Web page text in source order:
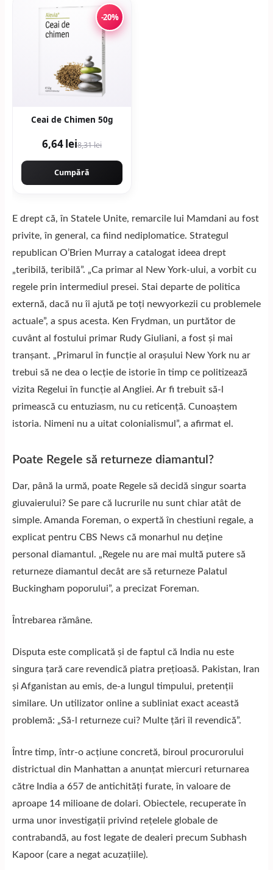
-20%
Ceai de Chimen 50g
6,64 lei8,31 lei
Cumpără
E drept că, în Statele Unite, remarcile lui Mamdani au fost
privite, în general, ca fiind nediplomatice. Strategul
republican O’Brien Murray a catalogat ideea drept
„teribilă, teribilă”. „Ca primar al New York-ului, a vorbit cu
regele prin intermediul presei. Stai departe de politica
externă, dacă nu îi ajută pe toți newyorkezii cu problemele
actuale”, a spus acesta. Ken Frydman, un purtător de
cuvânt al fostului primar Rudy Giuliani, a fost și mai
tranșant. „Primarul în funcție al orașului New York nu ar
trebui să ne dea o lecție de istorie în timp ce politizează
vizita Regelui în funcție al Angliei. Ar fi trebuit să-l
primească cu entuziasm, nu cu reticență. Cunoaștem
istoria. Nimeni nu a uitat colonialismul”, a afirmat el.
Poate Regele să returneze diamantul?
Dar, până la urmă, poate Regele să decidă singur soarta
giuvaierului? Se pare că lucrurile nu sunt chiar atât de
simple. Amanda Foreman, o expertă în chestiuni regale, a
explicat pentru CBS News că monarhul nu deține
personal diamantul. „Regele nu are mai multă putere să
returneze diamantul decât are să returneze Palatul
Buckingham poporului”, a precizat Foreman.
Întrebarea rămâne.
Disputa este complicată și de faptul că India nu este
singura țară care revendică piatra prețioasă. Pakistan, Iran
și Afganistan au emis, de-a lungul timpului, pretenții
similare. Un utilizator online a subliniat exact această
problemă: „Să-l returneze cui? Multe țări îl revendică”.
Între timp, într-o acțiune concretă, biroul procurorului
districtual din Manhattan a anunțat miercuri returnarea
către India a 657 de antichități furate, în valoare de
aproape 14 milioane de dolari. Obiectele, recuperate în
urma unor investigații privind rețelele globale de
contrabandă, au fost legate de dealeri precum Subhash
Kapoor (care a negat acuzațiile).